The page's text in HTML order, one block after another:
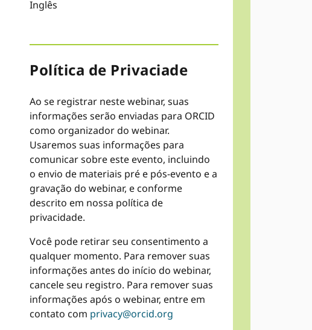
Inglês
Política de Privaciade
Ao se registrar neste webinar, suas
informações serão enviadas para ORCID
como organizador do webinar.
Usaremos suas informações para
comunicar sobre este evento, incluindo
o envio de materiais pré e pós-evento e a
gravação do webinar, e conforme
descrito em nossa política de
privacidade.
Você pode retirar seu consentimento a
qualquer momento. Para remover suas
informações antes do início do webinar,
cancele seu registro. Para remover suas
informações após o webinar, entre em
contato com privacy@orcid.org